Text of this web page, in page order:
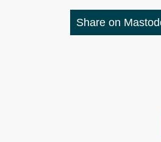
Share on